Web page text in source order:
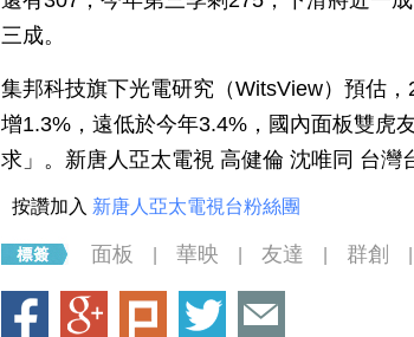
三成。
集邦科技旗下光電研究（WitsView）預估
增1.3%，遠低於今年3.4%，國內面板雙虎
求」。新唐人亞太電視 高健倫 沈唯同 台灣
按讚加入 新唐人亞太電視台粉絲團
面板 華映 友達 群創